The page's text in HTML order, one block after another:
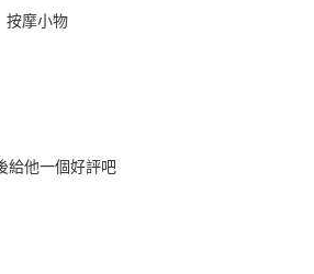
按摩小物
給他一個好評吧